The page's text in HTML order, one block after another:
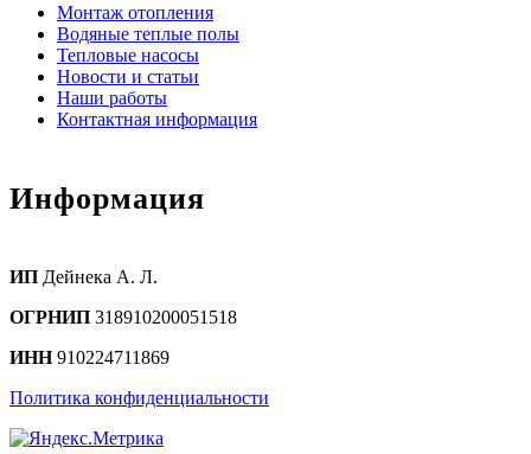
Монтаж отопления
Водяные теплые полы
Тепловые насосы
Новости и статьи
Наши работы
Контактная информация
Информация
ИП Дейнека А. Л.
ОГРНИП 318910200051518
ИНН910224711869
Политика конфиденциальности